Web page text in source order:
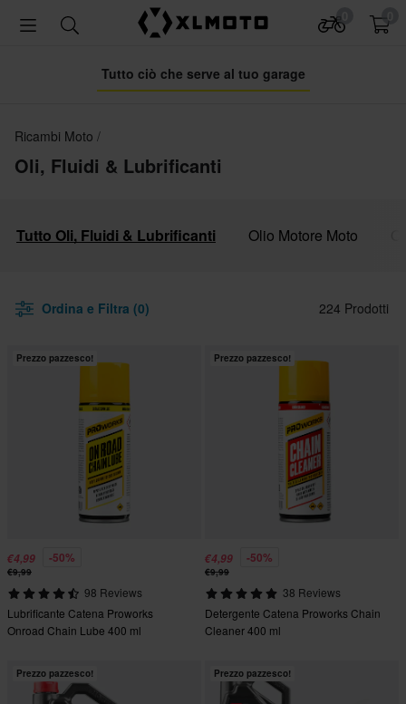
Tutto ciò che serve al tuo garage
Ricambi Moto
Oli, Fluidi & Lubrificanti
Tutto Oli, Fluidi & Lubrificanti Olio Motore Moto
Ordina e Filtra (0) 224 Prodotti
Prezzo pazzesco!
€4,99 -50%
€9,99
98 Reviews
Lubrificante Catena Proworks
Onroad Chain Lube 400 ml
Prezzo pazzesco!
€4,99 -50%
€9,99
38 Reviews
Detergente Catena Proworks Chain
Cleaner 400 ml
Prezzo pazzesco! Prezzo pazzesco!